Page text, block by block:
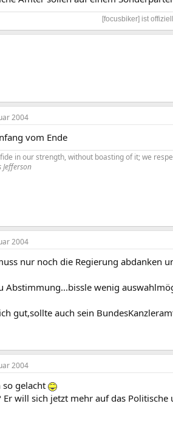
[focusbiker] ist
2004
vom Ende
in our strength, without boasting of it; we
Jefferson
2004
nur noch die Regierung abdanken
Abstimmung...bissle wenig
gut,sollte auch sein
2004
so gelacht
Er will sich jetzt mehr auf das